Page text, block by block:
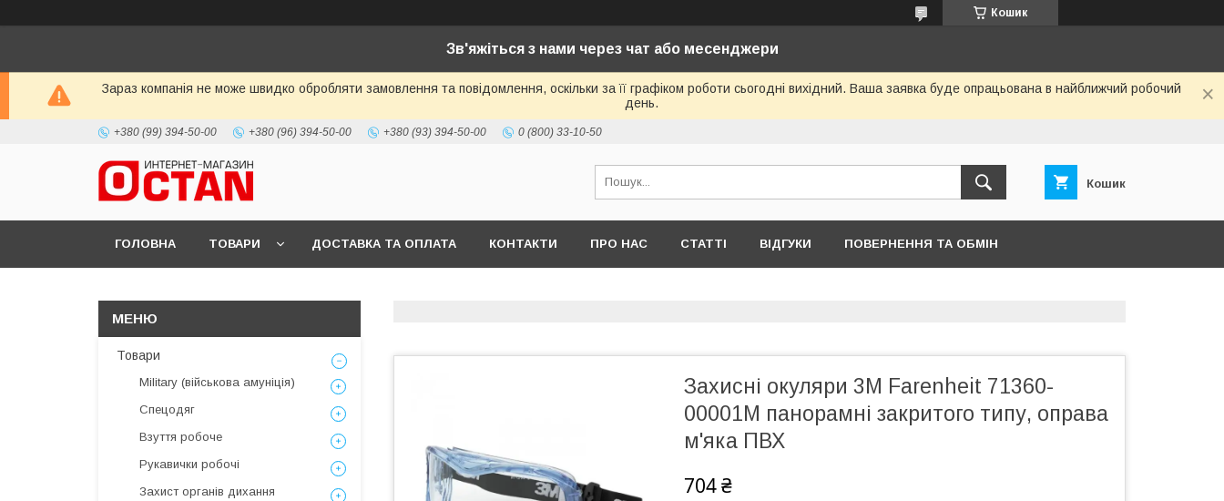
Кошик
Зв'яжіться з нами через чат або месенджери
Зараз компанія не може швидко обробляти замовлення та повідомлення, оскільки за її графіком роботи сьогодні вихідний. Ваша заявка буде опрацьована в найближчий робочий
день.
+380 (99) 394-50-00 +380 (96) 394-50-00 +380 (93) 394-50-00 0 (800) 33-10-50
Кошик
ГОЛОВНА ТОВАРИ ДОСТАВКА ТА ОПЛАТА КОНТАКТИ ПРО НАС СТАТТІ ВІДГУКИ ПОВЕРНЕННЯ ТА ОБМІН
Захисні окуляри 3М Farenheit 71360-
00001M панорамні закритого типу, оправа
м'яка ПВХ
704 ₴
Товари
Military (військова амуніція)
Спецодяг
Взуття робоче
Рукавички робочі
Захист органів дихання